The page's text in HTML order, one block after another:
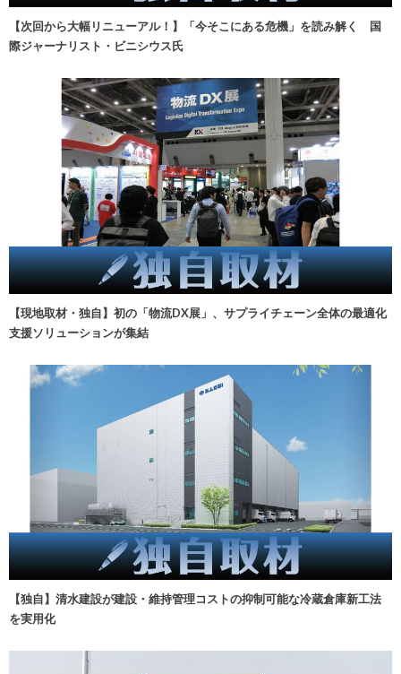
【次回から大幅リニューアル！】「今そこにある危機」を読み解く 国
際ジャーナリスト・ビニシウス氏
【現地取材・独自】初の「物流DX展」、サプライチェーン全体の最適化
支援ソリューションが集結
【独自】清水建設が建設・維持管理コストの抑制可能な冷蔵倉庫新工法
を実用化